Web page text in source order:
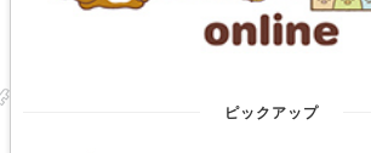
ピックアップ